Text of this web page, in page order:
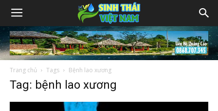
Trang chủ Tags Bệnh lao xương
Tag: bệnh lao xương